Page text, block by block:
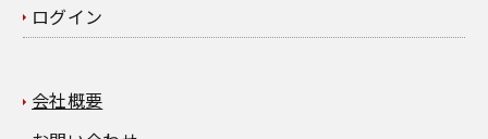
ログイン
会社概要